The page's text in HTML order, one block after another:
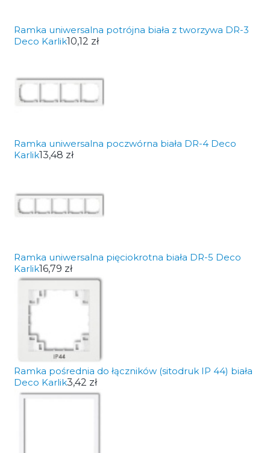
Ramka uniwersalna potrójna biała z tworzywa DR-3
Deco Karlik10,12 zł
Ramka uniwersalna poczwórna biała DR-4 Deco
Karlik13,48 zł
Ramka uniwersalna pięciokrotna biała DR-5 Deco
Karlik16,79 zł
Ramka pośrednia do łączników (sitodruk IP 44) biała
Deco Karlik3,42 zł